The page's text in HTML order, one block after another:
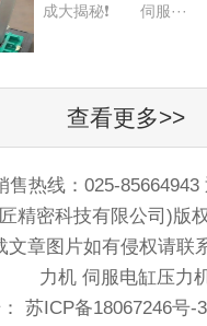
成大揭秘❗️ 伺服···
查看更多>>
售热线：025-
精密科技有限公司)版
文章图片如有侵权请联
力机 伺服电缸压力
：苏ICP备18067246号-3